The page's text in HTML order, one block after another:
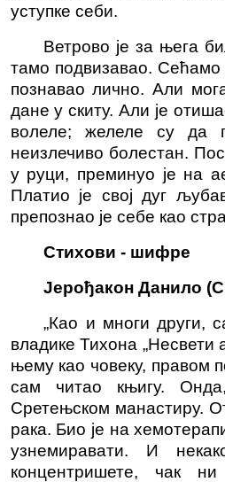
уступке себи.
Ветрово је за њега
тамо подвизавао. Сећамо
познавао лично. Али
дане у скиту. Али је
волеле; желеле су да
неизлечиво болестан.
у руци, преминуо је на
Платио је свој дуг
препознао је себе као
Стихови - шифре
Јерођакон Данило
„Као и многи други,
владике Тихона „Несвети
њему као човеку, правом
сам читао књигу.
Сретењском манастиру.
рака. Био је на
узнемиравати. И
концентришете, чак